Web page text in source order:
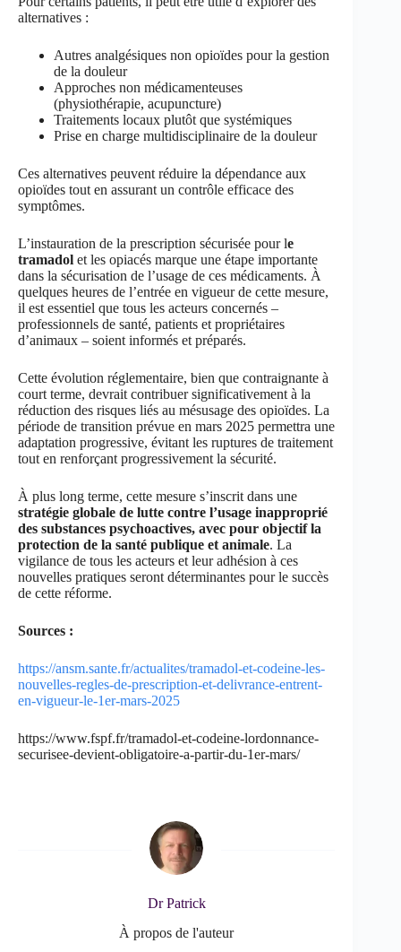
alternatives :
Autres analgésiques non opioïdes pour la gestion
de la douleur
Approches non médicamenteuses
(physiothérapie, acupuncture)
Traitements locaux plutôt que systémiques
Prise en charge multidisciplinaire de la douleur
Ces alternatives peuvent réduire la dépendance aux
opioïdes tout en assurant un contrôle efficace des
symptômes.
L’instauration de la prescription sécurisée pour le
tramadol et les opiacés marque une étape importante
dans la sécurisation de l’usage de ces médicaments. À
quelques heures de l’entrée en vigueur de cette mesure,
il est essentiel que tous les acteurs concernés –
professionnels de santé, patients et propriétaires
d’animaux – soient informés et préparés.
Cette évolution réglementaire, bien que contraignante à
court terme, devrait contribuer significativement à la
réduction des risques liés au mésusage des opioïdes. La
période de transition prévue en mars 2025 permettra une
adaptation progressive, évitant les ruptures de traitement
tout en renforçant progressivement la sécurité.
À plus long terme, cette mesure s’inscrit dans une
stratégie globale de lutte contre l’usage inapproprié
des substances psychoactives, avec pour objectif la
protection de la santé publique et animale. La
vigilance de tous les acteurs et leur adhésion à ces
nouvelles pratiques seront déterminantes pour le succès
de cette réforme.
Sources :
https://ansm.sante.fr/actualites/tramadol-et-codeine-les-
nouvelles-regles-de-prescription-et-delivrance-entrent-
en-vigueur-le-1er-mars-2025
https://www.fspf.fr/tramadol-et-codeine-lordonnance-
securisee-devient-obligatoire-a-partir-du-1er-mars/
Dr Patrick
À propos de l'auteur